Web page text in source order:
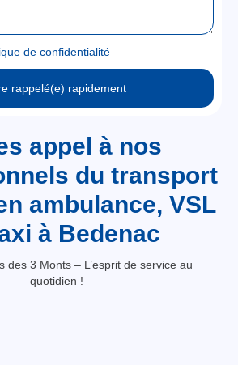
appel à nos
du transport
ambulance, VSL
à Bedenac
des 3 Monts – L’esprit de service au
quotidien !
de confidentialité
rappelé(e) rapidement